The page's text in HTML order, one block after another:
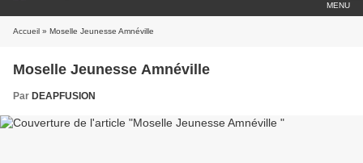
MENU
Accueil » Moselle Jeunesse Amnéville
Moselle Jeunesse Amnéville
Par DEAPFUSION